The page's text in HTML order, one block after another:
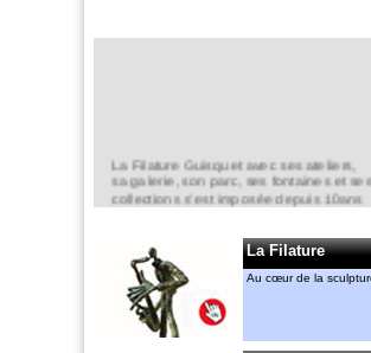
La Filature Guisquet avec ses ateliers,
sa galerie, son parc, ses fontaines et ses
collections s’est imposée depuis 10ans
comme un lieu incontournable de la
Elle est un espace d’exposition
permanent,
mais aussi ponctuel avec notamment le
“jardin de la Filature “ en mai.
Anne-Marie CASSIERS et Gérard
La Filature
Au cœur de la